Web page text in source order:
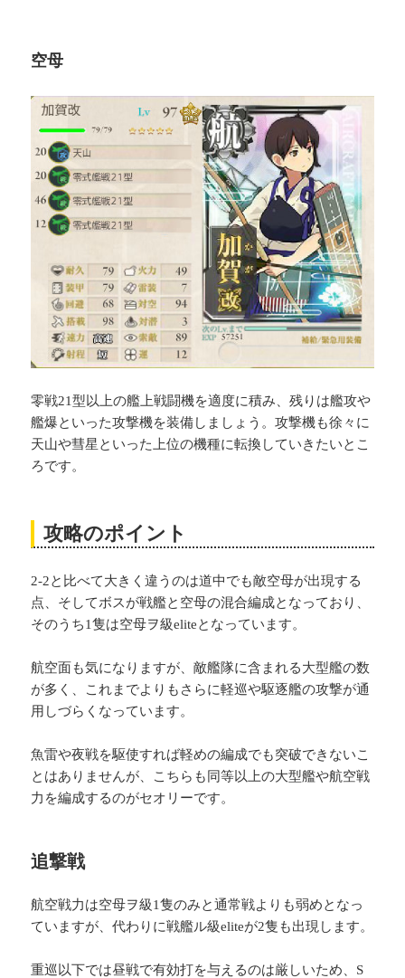
空母
零戦21型以上の艦上戦闘機を適度に積み、残りは艦攻や
艦爆といった攻撃機を装備しましょう。攻撃機も徐々に
天山や彗星といった上位の機種に転換していきたいとこ
ろです。
攻略のポイント
2-2と比べて大きく違うのは道中でも敵空母が出現する
点、そしてボスが戦艦と空母の混合編成となっており、
そのうち1隻は空母ヲ級eliteとなっています。
航空面も気になりますが、敵艦隊に含まれる大型艦の数
が多く、これまでよりもさらに軽巡や駆逐艦の攻撃が通
用しづらくなっています。
魚雷や夜戦を駆使すれば軽めの編成でも突破できないこ
とはありませんが、こちらも同等以上の大型艦や航空戦
力を編成するのがセオリーです。
追撃戦
航空戦力は空母ヲ級1隻のみと通常戦よりも弱めとなっ
ていますが、代わりに戦艦ル級eliteが2隻も出現します。
重巡以下では昼戦で有効打を与えるのは厳しいため、S